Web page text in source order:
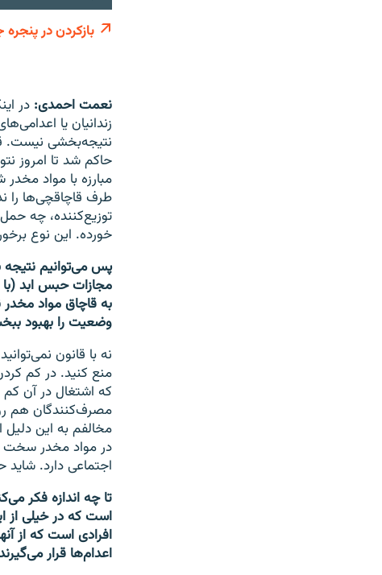
بازکردن در
نعمت احمدی:در
زندانیان یا
طرف قاچاقچی‌ها را
توزیع‌کننده، چه
خورده. این نوع
پس می‌توانیم
مجازات حبس ابد
به قاچاق مواد مخدر
وضعیت را بهبود
نه با قانون
منع کنید. در کم
که اشتغال در آن کم
مصرف‌کنندگان هم
مخالفم به این
در مواد مخدر سخت
اجتماعی دارد. شاید
تا چه اندازه فکر
است که در خیلی از
افرادی است که از
اعدام‌ها قرار